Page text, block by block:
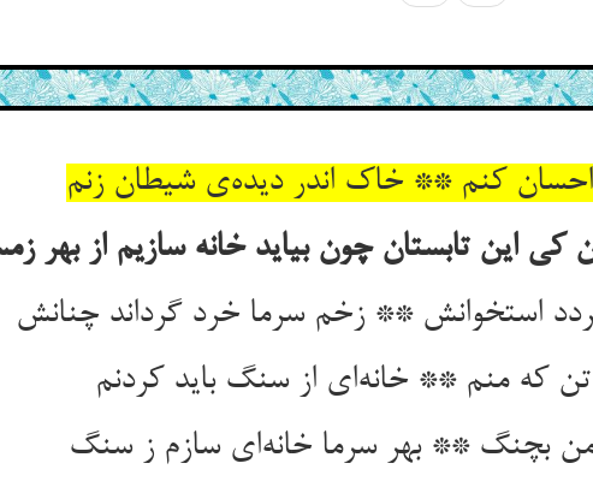
کنم ** خاک اندر دیده‌ی شیطان زنم
این تابستان چون بیاید خانه سازیم از بهر
استخوانش ** زخم سرما خرد گرداند چنانش
که منم ** خانه‌ای از سنگ باید کردنم
من بچنگ ** بهر سرما خانه‌ای سازم ز سنگ